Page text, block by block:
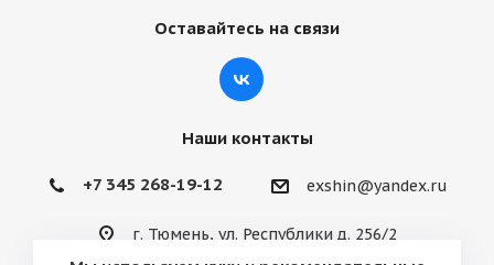
Оставайтесь на связи
Наши контакты
+7 345 268-19-12 exshin@yandex.ru
г. Тюмень, ул. Республики д. 256/2